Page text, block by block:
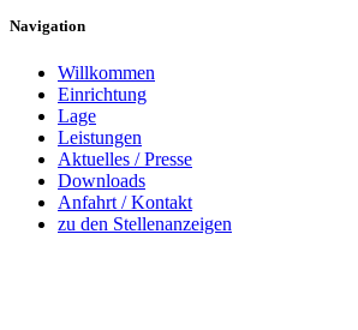
Navigation
Willkommen
Einrichtung
Lage
Leistungen
Aktuelles / Presse
Downloads
Anfahrt / Kontakt
zu den Stellenanzeigen